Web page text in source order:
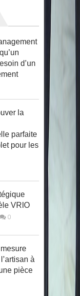
d’un
la
parfaite
pour les
VRIO
0
à
pièce